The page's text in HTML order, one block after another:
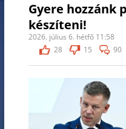
Gyere hozzánk
készíteni!
2026. július 6. hétfő 11:58
28
15 90